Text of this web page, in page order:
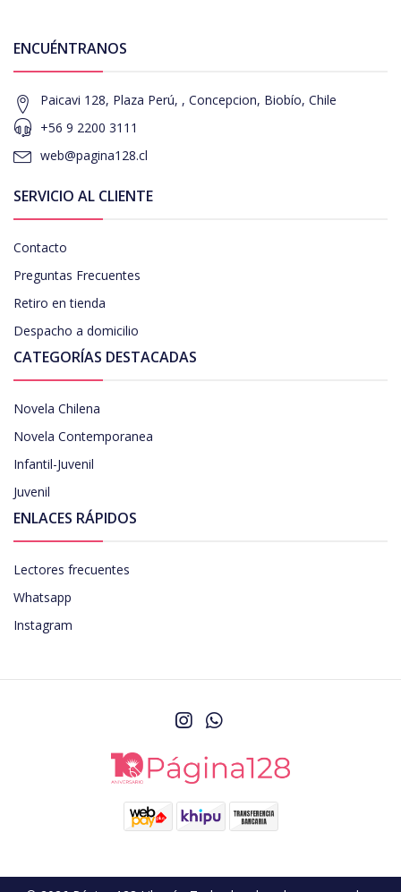
ENCUÉNTRANOS
Paicavi 128, Plaza Perú, , Concepcion, Biobío, Chile
+56 9 2200 3111
web@pagina128.cl
SERVICIO AL CLIENTE
Contacto
Preguntas Frecuentes
Retiro en tienda
Despacho a domicilio
CATEGORÍAS DESTACADAS
Novela Chilena
Novela Contemporanea
Infantil-Juvenil
Juvenil
ENLACES RÁPIDOS
Lectores frecuentes
Whatsapp
Instagram